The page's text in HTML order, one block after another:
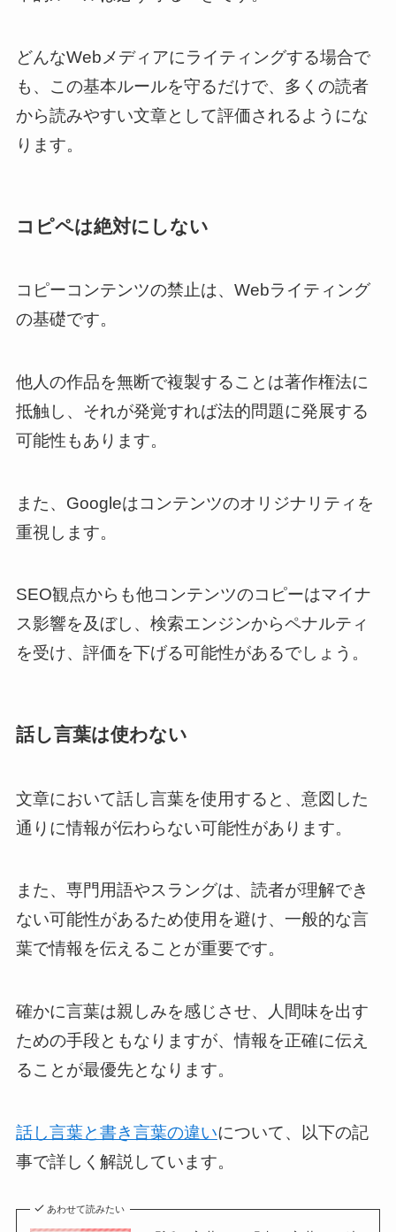
どんなWebメディアにライティングする場合で
も、この基本ルールを守るだけで、多くの読者
から読みやすい文章として評価されるようにな
ります。
コピペは絶対にしない
コピーコンテンツの禁止は、Webライティング
の基礎です。
他人の作品を無断で複製することは著作権法に
抵触し、それが発覚すれば法的問題に発展する
可能性もあります。
また、Googleはコンテンツのオリジナリティを
重視します。
SEO観点からも他コンテンツのコピーはマイナ
ス影響を及ぼし、検索エンジンからペナルティ
を受け、評価を下げる可能性があるでしょう。
話し言葉は使わない
文章において話し言葉を使用すると、意図した
通りに情報が伝わらない可能性があります。
また、専門用語やスラングは、読者が理解でき
ない可能性があるため使用を避け、一般的な言
葉で情報を伝えることが重要です。
確かに言葉は親しみを感じさせ、人間味を出す
ための手段ともなりますが、情報を正確に伝え
ることが最優先となります。
話し言葉と書き言葉の違いについて、以下の記
事で詳しく解説しています。
あわせて読みたい